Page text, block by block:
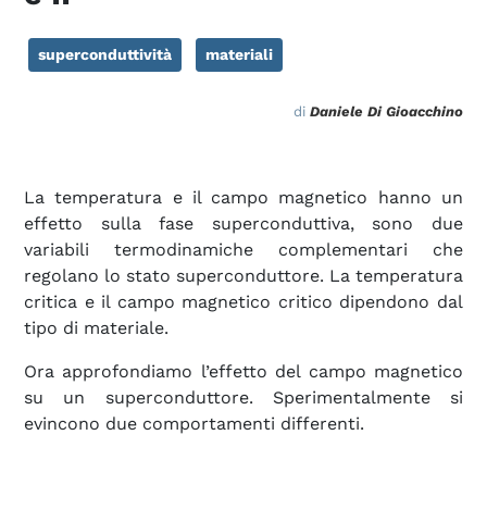
superconduttività materiali
di Daniele Di Gioacchino
La temperatura e il campo magnetico hanno un
effetto sulla fase superconduttiva, sono due
variabili termodinamiche complementari che
regolano lo stato superconduttore. La temperatura
critica e il campo magnetico critico dipendono dal
tipo di materiale.
Ora approfondiamo l’effetto del campo magnetico
su un superconduttore. Sperimentalmente si
evincono due comportamenti differenti.